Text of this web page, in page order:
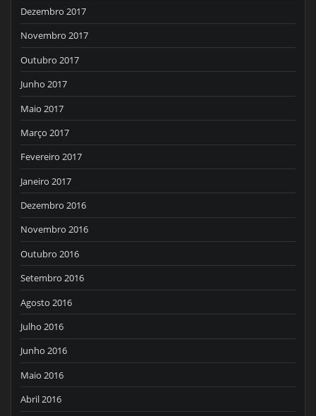
Dezembro 2017
Novembro 2017
Outubro 2017
Junho 2017
Maio 2017
Março 2017
Fevereiro 2017
Janeiro 2017
Dezembro 2016
Novembro 2016
Outubro 2016
Setembro 2016
Agosto 2016
Julho 2016
Junho 2016
Maio 2016
Abril 2016